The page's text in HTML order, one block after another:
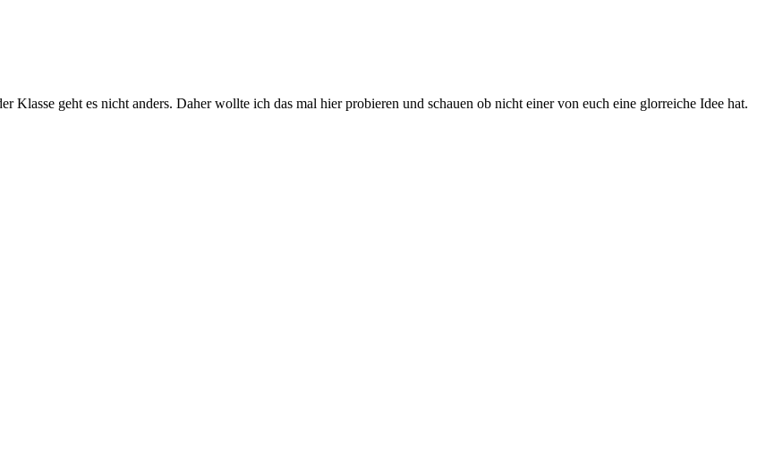
geht es nicht anders. Daher wollte ich das mal hier probieren und schauen ob nicht einer von euch eine glorreiche Idee hat.